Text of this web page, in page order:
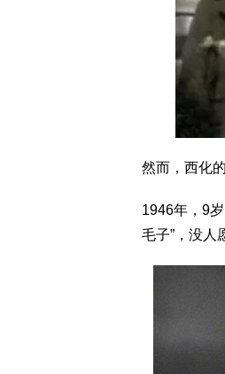
然而，西化
1946年，9
毛子”，没人